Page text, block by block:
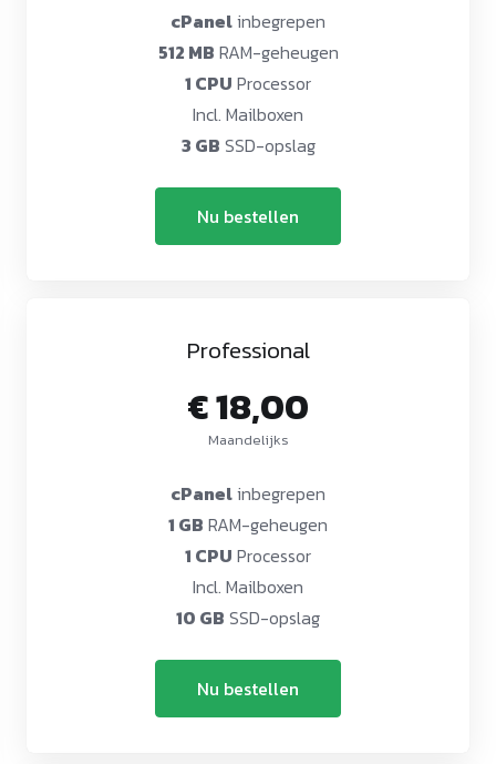
cPanelinbegrepen
512 MB RAM-geheugen
1 CPU Processor
Incl. Mailboxen
3 GB SSD-opslag
Nu bestellen
Professional
€ 18,00
Maandelijks
cPanelinbegrepen
1 GB RAM-geheugen
1 CPU Processor
Incl. Mailboxen
10 GB SSD-opslag
Nu bestellen